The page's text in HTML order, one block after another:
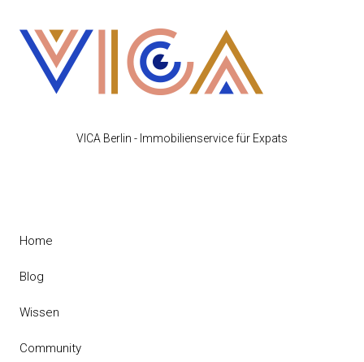
VICA Berlin - Immobilienservice für Expats
Home
Blog
Wissen
Community